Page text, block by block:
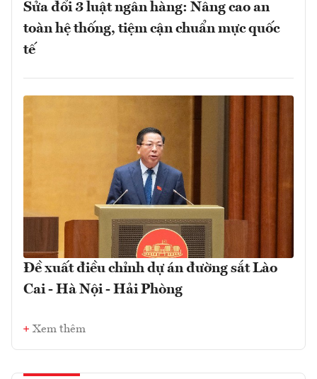
Sửa đổi 3 luật ngân hàng: Nâng cao an
toàn hệ thống, tiệm cận chuẩn mực quốc
tế
Đề xuất điều chỉnh dự án đường sắt Lào
Cai - Hà Nội - Hải Phòng
Xem thêm